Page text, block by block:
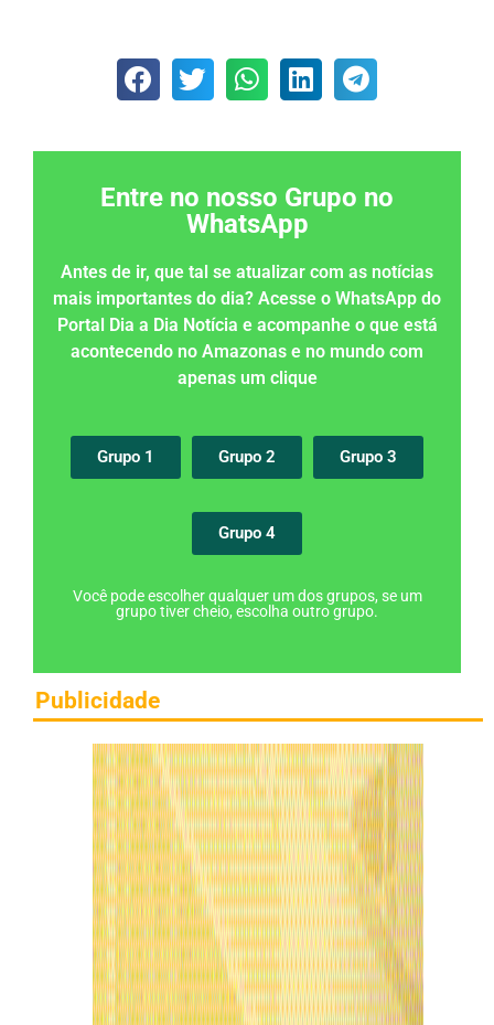
Entre no nosso Grupo no
WhatsApp
Antes de ir, que tal se atualizar com as notícias
mais importantes do dia? Acesse o WhatsApp do
Portal Dia a Dia Notícia e acompanhe o que está
acontecendo no Amazonas e no mundo com
apenas um clique
Grupo 1 Grupo 2 Grupo 3
Grupo 4
Você pode escolher qualquer um dos grupos, se um
grupo tiver cheio, escolha outro grupo.
Publicidade